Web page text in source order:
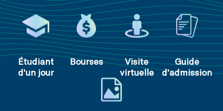
Étudiant
d'un jour
Bourses
Visite
virtuelle
Guide
d'admission